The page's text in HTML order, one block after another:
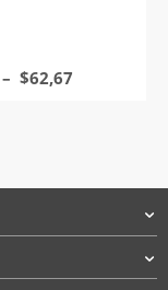
– $62,67